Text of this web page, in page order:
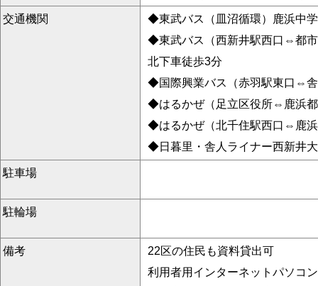
交通機関
◆東武バス（皿沼循環）鹿浜中
◆東武バス（西新井駅西口⇔都
北下車徒歩3分
◆国際興業バス（赤羽駅東口⇔
◆はるかぜ（足立区役所⇔鹿浜
◆はるかぜ（北千住駅西口⇔鹿
◆日暮里・舎人ライナー西新井
駐車場
駐輪場
備考
22区の住民も資料貸出可
利用者用インターネットパソコ